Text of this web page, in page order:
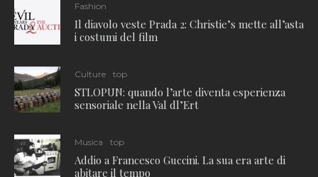
Fashion
Il diavolo veste Prada 2: Christie’s mette all’asta
i costumi del film
Culture top
STLOPUN: quando l’arte diventa esperienza
sensoriale nella Val dl’Ert
Musica top
Addio a Francesco Guccini. La sua era arte di
abitare il tempo